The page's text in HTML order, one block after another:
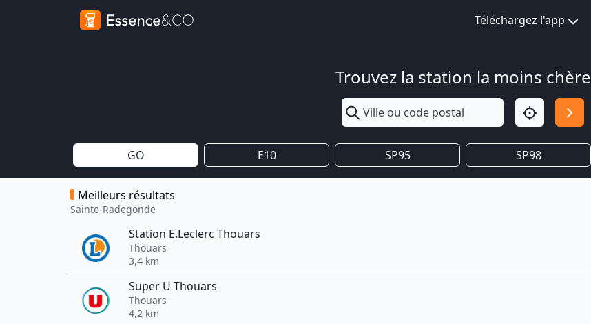
Téléchargez l'app
Trouvez la station la moins chère
GO E10 SP95 SP98
Meilleurs résultats
Sainte-Radegonde
Station E.Leclerc Thouars
Thouars
3,4 km
Super U Thouars
Thouars
4,2 km